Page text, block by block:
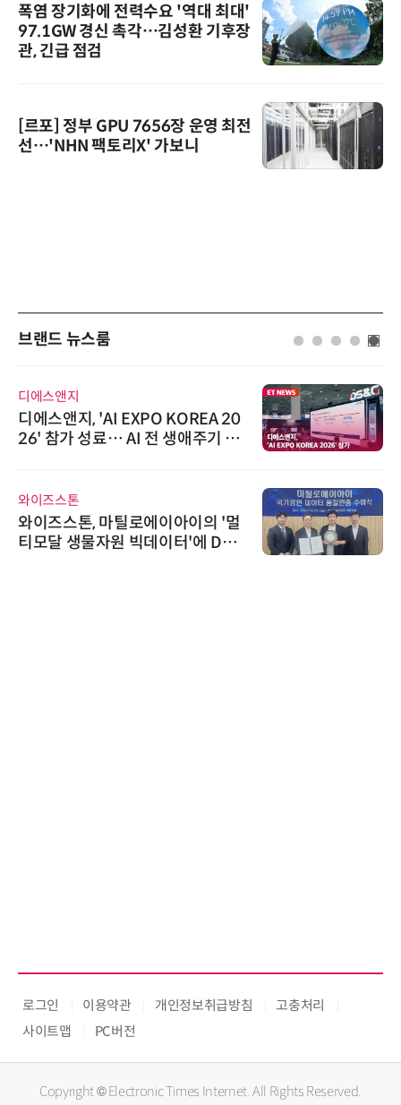
폭염 장기화에 전력수요 '역대 최대'
97.1GW 경신 촉각…김성환 기후장
관, 긴급 점검
[르포] 정부 GPU 7656장 운영 최전
선…'NHN 팩토리X' 가보니
브랜드 뉴스룸
디에스앤지
디에스앤지, 'AI EXPO KOREA 20
26' 참가 성료… AI 전 생애주기 아
와이즈스톤
와이즈스톤, 마틸로에이아이의 '멀
티모달 생물자원 빅데이터'에 DQ
로그인 이용약관 개인정보취급방침
고충처리
사이트맵
PC버전
Copyright © Electronic Times Internet. All Rights Reserved.